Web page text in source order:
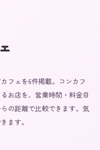
フェを6件掲載。コンカフ
お店を、営業時間・料金目
の距離で比較できます。気
ます。